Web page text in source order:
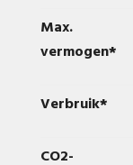
Max.
vermogen*
Verbruik*
CO2-